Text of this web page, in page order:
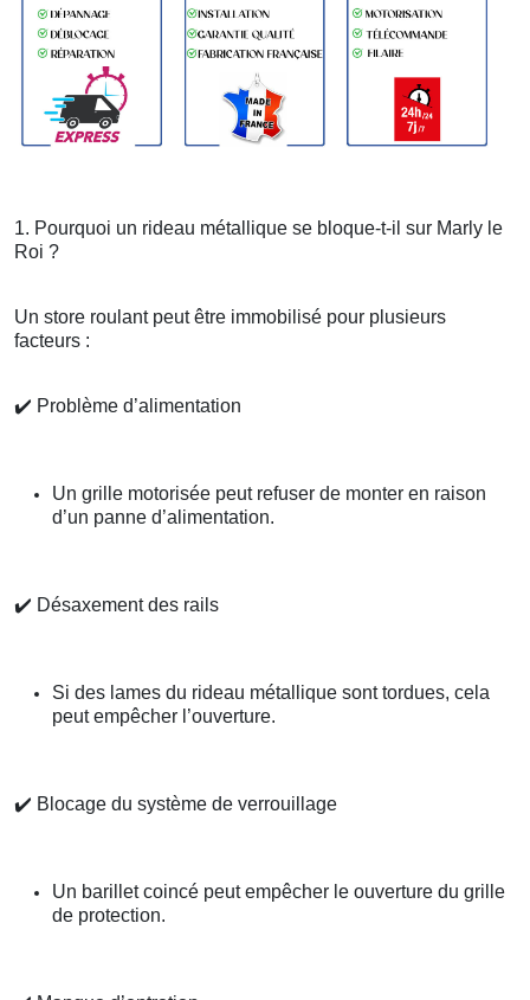
1. Pourquoi un rideau métallique se bloque-t-il sur Marly le
Roi ?
Un store roulant peut être immobilisé pour plusieurs
facteurs :
✔️ Problème d’alimentation
Un grille motorisée peut refuser de monter en raison
d’un panne d’alimentation.
✔️ Désaxement des rails
Si des lames du rideau métallique sont tordues, cela
peut empêcher l’ouverture.
✔️ Blocage du système de verrouillage
Un barillet coincé peut empêcher le ouverture du grille
de protection.